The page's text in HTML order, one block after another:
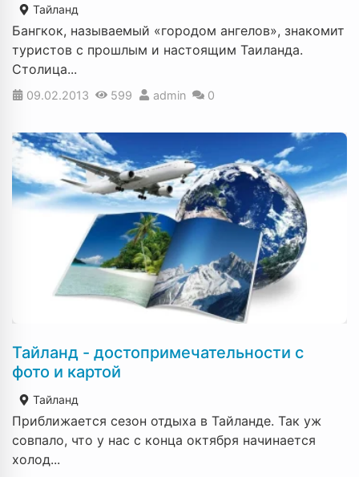
Тайланд
Бангкок, называемый «городом ангелов», знакомит
туристов с прошлым и настоящим Таиланда.
Столица...
09.02.2013 599 admin 0
Тайланд - достопримечательности с
фото и картой
Тайланд
Приближается сезон отдыха в Тайланде. Так уж
совпало, что у нас с конца октября начинается
холод...